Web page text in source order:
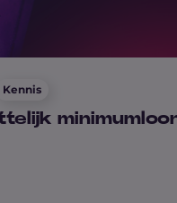
Kennis